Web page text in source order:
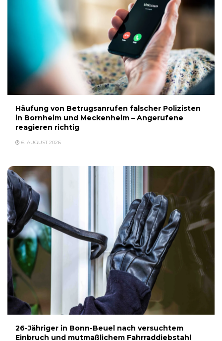
Häufung von Betrugsanrufen falscher Polizisten
in Bornheim und Meckenheim – Angerufene
reagieren richtig
6. AUGUST 2026
26-Jähriger in Bonn-Beuel nach versuchtem
Einbruch und mutmaßlichem Fahrraddiebstahl